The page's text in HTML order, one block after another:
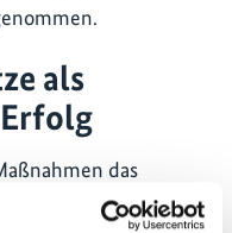
als
das
der lokalen